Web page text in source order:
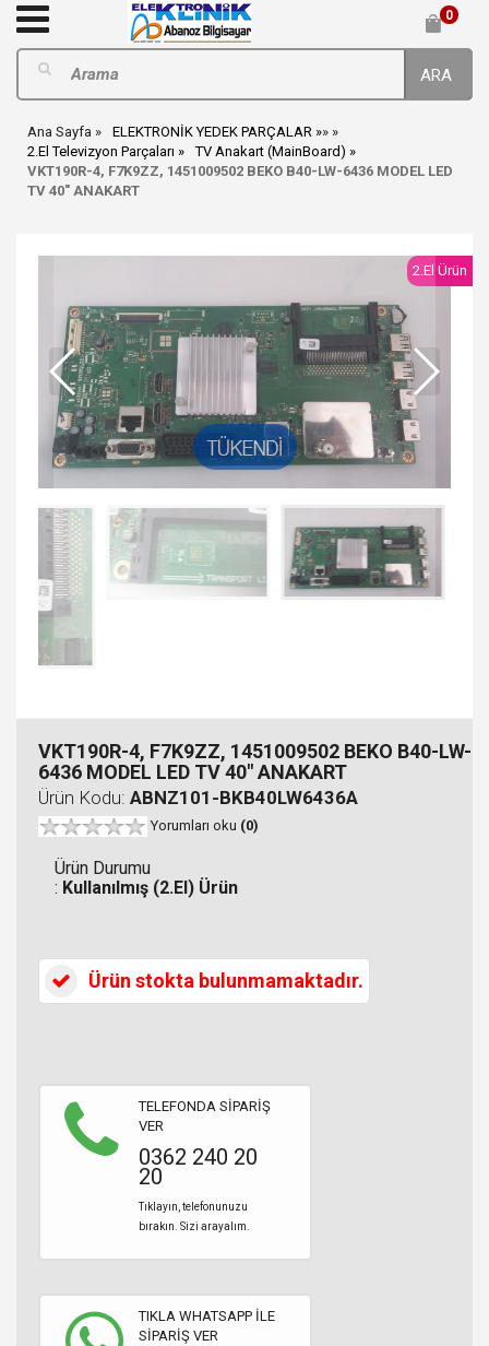
0
ARA
Ana Sayfa ELEKTRONİK YEDEK PARÇALAR
»
2.El Televizyon Parçaları
»
TV Anakart (MainBoard)
VKT190R-4, F7K9ZZ, 1451009502 BEKO B40-LW-6436 MODEL LED
TV 40" ANAKART
2.El Ürün
VKT190R-4, F7K9ZZ, 1451009502 BEKO B40-LW-
6436 MODEL LED TV 40" ANAKART
Ürün Kodu: ABNZ101-BKB40LW6436A
Yorumları oku (0)
Ürün Durumu
: Kullanılmış (2.El) Ürün
Ürün stokta bulunmamaktadır.
TELEFONDA SİPARİŞ
VER
0362 240 20
20
Tıklayın, telefonunuzu
bırakın. Sizi arayalım.
TIKLA WHATSAPP İLE
SİPARİŞ VER